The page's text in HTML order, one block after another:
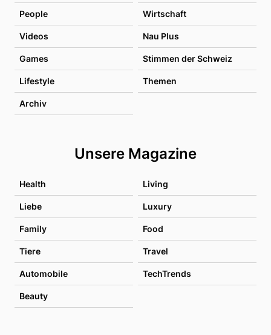
People Wirtschaft
Videos Nau Plus
Games Stimmen der Schweiz
Lifestyle Themen
Archiv
Unsere Magazine
Health Living
Liebe Luxury
Family Food
Tiere Travel
Automobile TechTrends
Beauty